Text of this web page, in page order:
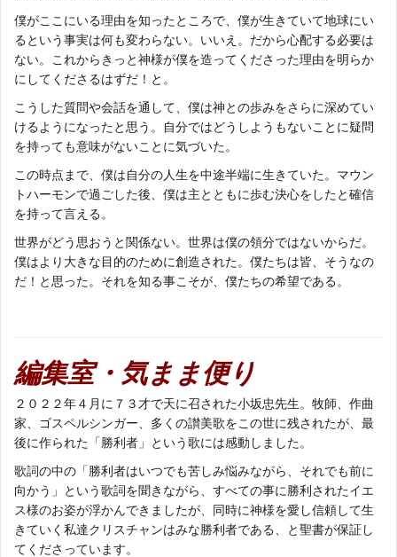
僕がここにいる理由を知ったところで、僕が生きていて地球にい
るという事実は何も変わらない。いいえ。だから心配する必要は
ない。これからきっと神様が僕を造ってくださった理由を明らか
にしてくださるはずだ！と。
こうした質問や会話を通して、僕は神との歩みをさらに深めてい
けるようになったと思う。自分ではどうしようもないことに疑問
を持っても意味がないことに気づいた。
この時点まで、僕は自分の人生を中途半端に生きていた。マウン
トハーモンで過ごした後、僕は主とともに歩む決心をしたと確信
を持って言える。
世界がどう思おうと関係ない。世界は僕の領分ではないからだ。
僕はより大きな目的のために創造された。僕たちは皆、そうなの
だ！と思った。それを知る事こそが、僕たちの希望である。
編集室・気まま便り
２０２２年４月に７３才で天に召された小坂忠先生。牧師、作曲
家、ゴスペルシンガー、多くの讃美歌をこの世に残されたが、最
後に作られた「勝利者」という歌には感動しました。
歌詞の中の「勝利者はいつでも苦しみ悩みながら、それでも前に
向かう」という歌詞を聞きながら、すべての事に勝利されたイエ
ス様のお姿が浮かんできましたが、同時に神様を愛し信頼して生
きていく私達クリスチャンはみな勝利者である、と聖書が保証し
てくださっています。